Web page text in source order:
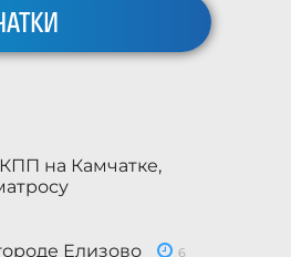
на Камчатке,
Елизово
6